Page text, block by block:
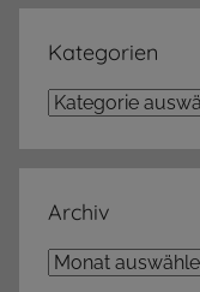
Kategorien
Kategorien
Archiv
Archiv